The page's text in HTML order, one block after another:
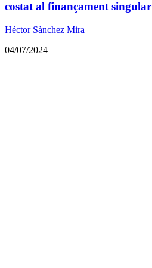
costat al finançament singular
Héctor Sànchez Mira
04/07/2024